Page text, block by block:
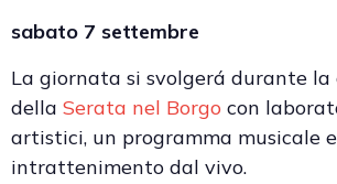
sabato 7 settembre
La giornata si svolgerá durante la
della Serata nel Borgo con
artistici, un programma musicale
intrattenimento dal vivo.